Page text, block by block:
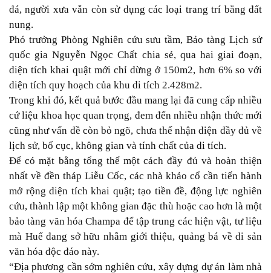
đá, người xưa vẫn còn sử dụng các loại trang trí bằng đất
nung.
Phó trưởng Phòng Nghiên cứu sưu tầm, Bảo tàng Lịch sử
quốc gia Nguyễn Ngọc Chất chia sẻ, qua hai giai đoạn,
diện tích khai quật mới chỉ dừng ở 150m2, hơn 6% so với
diện tích quy hoạch của khu di tích 2.428m2.
Trong khi đó, kết quả bước đầu mang lại đã cung cấp nhiều
cứ liệu khoa học quan trọng, đem đến nhiều nhận thức mới
cũng như vấn đề còn bỏ ngõ, chưa thể nhận diện đầy đủ về
lịch sử, bố cục, không gian và tính chất của di tích.
Để có mặt bằng tổng thể một cách đầy đủ và hoàn thiện
nhất về đền tháp Liễu Cốc, các nhà khảo cổ cần tiến hành
mở rộng diện tích khai quật; tạo tiền đề, động lực nghiên
cứu, thành lập một không gian đặc thù hoặc cao hơn là một
bảo tàng văn hóa Champa để tập trung các hiện vật, tư liệu
mà Huế đang sở hữu nhằm giới thiệu, quảng bá về di sản
văn hóa độc đáo này.
“Địa phương cần sớm nghiên cứu, xây dựng dự án làm nhà